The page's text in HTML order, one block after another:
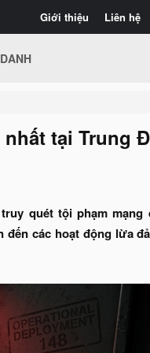
Giới thiệu Liên hệ
tại Trung
quét tội phạm mạng
đến các hoạt động lừa